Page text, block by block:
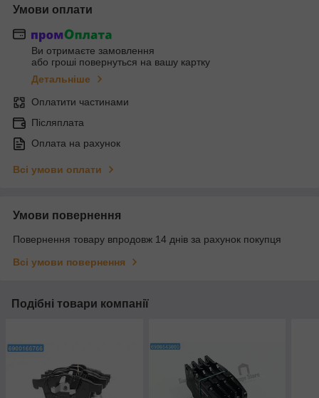
Умови оплати
Ви отримаєте замовлення
або гроші повернуться на вашу картку
Детальніше
Оплатити частинами
Післяплата
Оплата на рахунок
Всі умови оплати
Умови повернення
Повернення товару впродовж 14 днів за рахунок покупця
Всі умови повернення
Подібні товари компанії